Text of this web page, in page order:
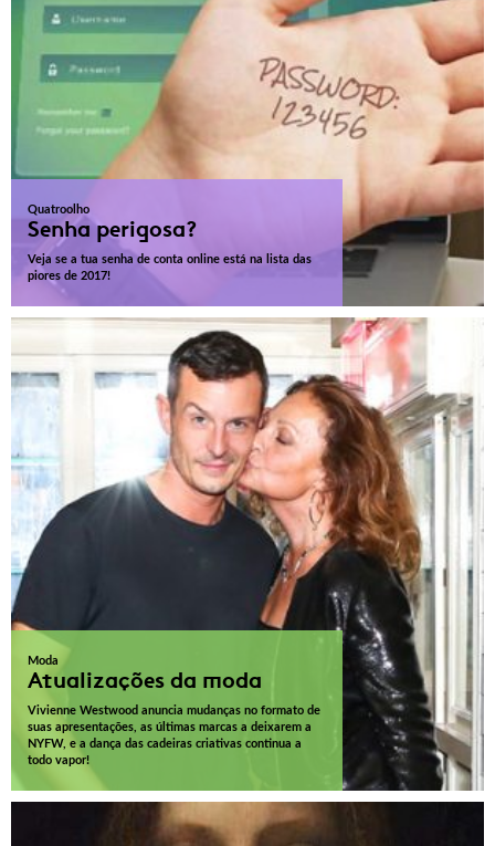
Quatroolho
Senha perigosa?
Veja se a tua senha de conta online está na lista das
piores de 2017!
Moda
Atualizações da moda
Vivienne Westwood anuncia mudanças no formato de
suas apresentações, as últimas marcas a deixarem a
NYFW, e a dança das cadeiras criativas continua a
todo vapor!